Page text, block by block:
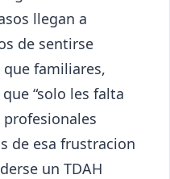
llegan a
de sentirse
que familiares,
“solo les falta
profesionales
de esa frustracion
un TDAH